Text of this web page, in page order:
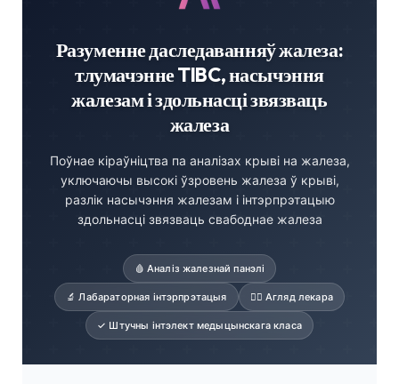
Разуменне даследаванняў жалеза:
тлумачэнне TIBC, насычэння
жалезам і здольнасці звязваць
жалеза
Поўнае кіраўніцтва па аналізах крыві на жалеза,
уключаючы высокі ўзровень жалеза ў крыві,
разлік насычэння жалезам і інтэрпрэтацыю
здольнасці звязваць свабоднае жалеза
🩸 Аналіз жалезнай панэлі
🔬 Лабараторная інтэрпрэтацыя 👨‍⚕️ Агляд лекара
✓ Штучны інтэлект медыцынскага класа